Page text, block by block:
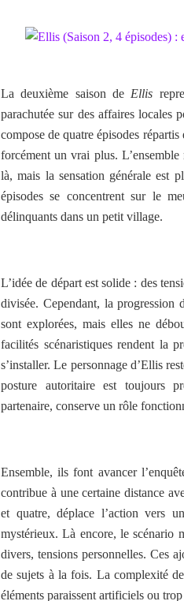
La deuxième saison de Ellis
parachutée sur des affaires locales
compose de quatre épisodes
forcément un vrai plus.
là, mais la sensation générale est
épisodes se concentrent sur le
délinquants dans un petit village.
L’idée de départ est solide : des
divisée. Cependant, la progression
sont explorées, mais elles ne
facilités scénaristiques rendent la
s’installer. Le personnage d’Ellis
posture autoritaire est toujours
partenaire, conserve un rôle
Ensemble, ils font avancer
contribue à une certaine distance
et quatre, déplace l’action vers
mystérieux. Là encore, le scénario
divers, tensions personnelles. Ces
de sujets à la fois. La complexité
éléments paraissent artificiels ou